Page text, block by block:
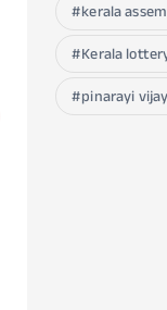
kerala
Kerala
pinarayi